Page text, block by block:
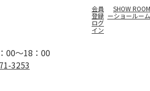
00～18：00
3253
会員
登録
ログ
イン
SHOW ROOM
ーショールー